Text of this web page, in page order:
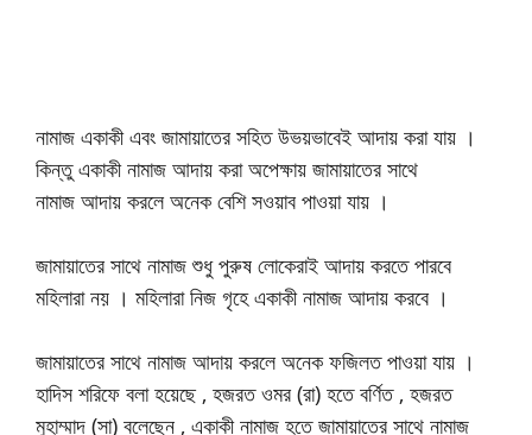
নামাজ একাকী এবং জামায়াতের সহিত উভয়ভাবেই আদায় করা যায় ।
কিন্তু একাকী নামাজ আদায় করা অপেক্ষায় জামায়াতের সাথে
নামাজ আদায় করলে অনেক বেশি সওয়াব পাওয়া যায় ।
জামায়াতের সাথে নামাজ শুধু পুরুষ লোকেরাই আদায় করতে পারবে
মহিলারা নয় । মহিলারা নিজ গৃহে একাকী নামাজ আদায় করবে ।
জামায়াতের সাথে নামাজ আদায় করলে অনেক ফজিলত পাওয়া যায় ।
হাদিস শরিফে বলা হয়েছে , হজরত ওমর (রা) হতে বর্ণিত , হজরত
মুহাম্মাদ (সা) বলেছেন , একাকী নামাজ হতে জামায়াতের সাথে নামাজ